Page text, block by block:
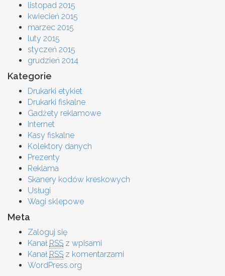
listopad 2015
kwiecień 2015
marzec 2015
luty 2015
styczeń 2015
grudzień 2014
Kategorie
Drukarki etykiet
Drukarki fiskalne
Gadżety reklamowe
Internet
Kasy fiskalne
Kolektory danych
Prezenty
Reklama
Skanery kodów kreskowych
Usługi
Wagi sklepowe
Meta
Zaloguj się
Kanał RSS z wpisami
Kanał RSS z komentarzami
WordPress.org